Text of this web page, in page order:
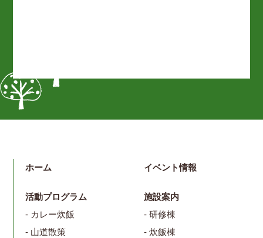
ホーム イベント情報
活動プログラム
- カレー炊飯
- 山道散策
施設案内
- 研修棟
- 炊飯棟